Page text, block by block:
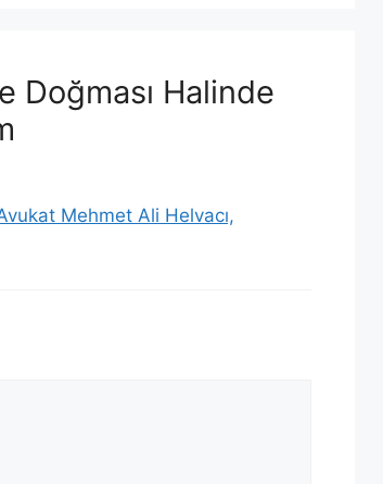
Doğması Halinde
Mehmet Ali Helvacı,